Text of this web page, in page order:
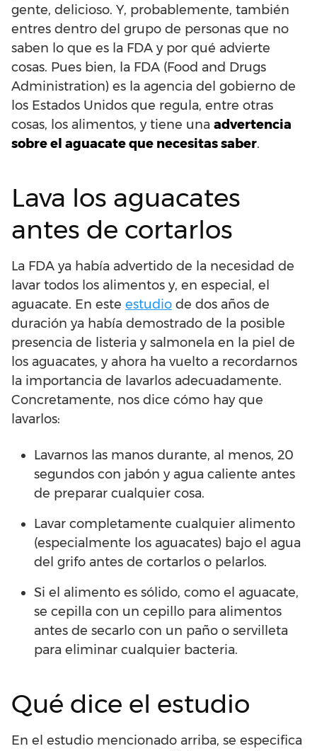
gente, delicioso. Y, probablemente, también
entres dentro del grupo de personas que no
saben lo que es la FDA y por qué advierte
cosas. Pues bien, la FDA (Food and Drugs
Administration) es la agencia del gobierno de
los Estados Unidos que regula, entre otras
cosas, los alimentos, y tiene una advertencia
sobre el aguacate que necesitas saber.
Lava los aguacates
antes de cortarlos
La FDA ya había advertido de la necesidad de
lavar todos los alimentos y, en especial, el
aguacate. En este estudio de dos años de
duración ya había demostrado de la posible
presencia de listeria y salmonela en la piel de
los aguacates, y ahora ha vuelto a recordarnos
la importancia de lavarlos adecuadamente.
Concretamente, nos dice cómo hay que
lavarlos:
Lavarnos las manos durante, al menos, 20
segundos con jabón y agua caliente antes
de preparar cualquier cosa.
Lavar completamente cualquier alimento
(especialmente los aguacates) bajo el agua
del grifo antes de cortarlos o pelarlos.
Si el alimento es sólido, como el aguacate,
se cepilla con un cepillo para alimentos
antes de secarlo con un paño o servilleta
para eliminar cualquier bacteria.
Qué dice el estudio
En el estudio mencionado arriba, se especifica